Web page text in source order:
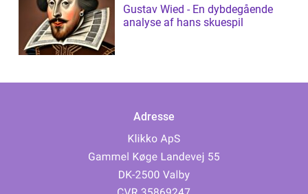
Gustav Wied - En dybdegående
analyse af hans skuespil
Adresse